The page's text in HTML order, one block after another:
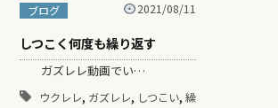
ブログ 2021/08/11
しつこく何度も繰り返す
ガズレレ動画でい…
ウクレレ, ガズレレ, しつこい, 繰